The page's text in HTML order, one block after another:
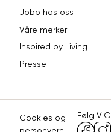
Jobb hos oss
Våre merker
Inspired by Living
Presse
Cookies og
personvern
Følg VIC